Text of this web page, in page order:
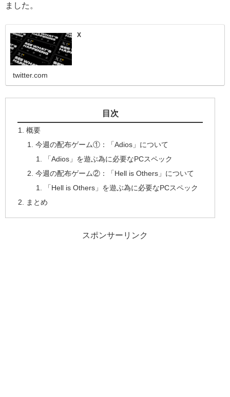
ました。
X
twitter.com
目次
概要
今週の配布ゲーム①：「Adios」について
「Adios」を遊ぶ為に必要なPCスペック
今週の配布ゲーム②：「Hell is Others」について
「Hell is Others」を遊ぶ為に必要なPCスペック
まとめ
スポンサーリンク